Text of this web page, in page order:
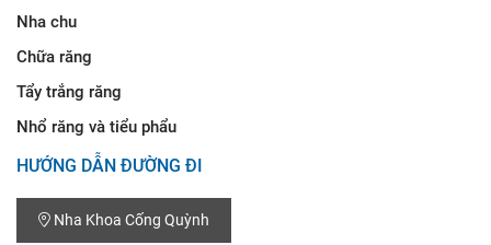
Nha chu
Chữa răng
Tẩy trắng răng
Nhổ răng và tiểu phẩu
HƯỚNG DẪN ĐƯỜNG ĐI
Nha Khoa Cống Quỳnh